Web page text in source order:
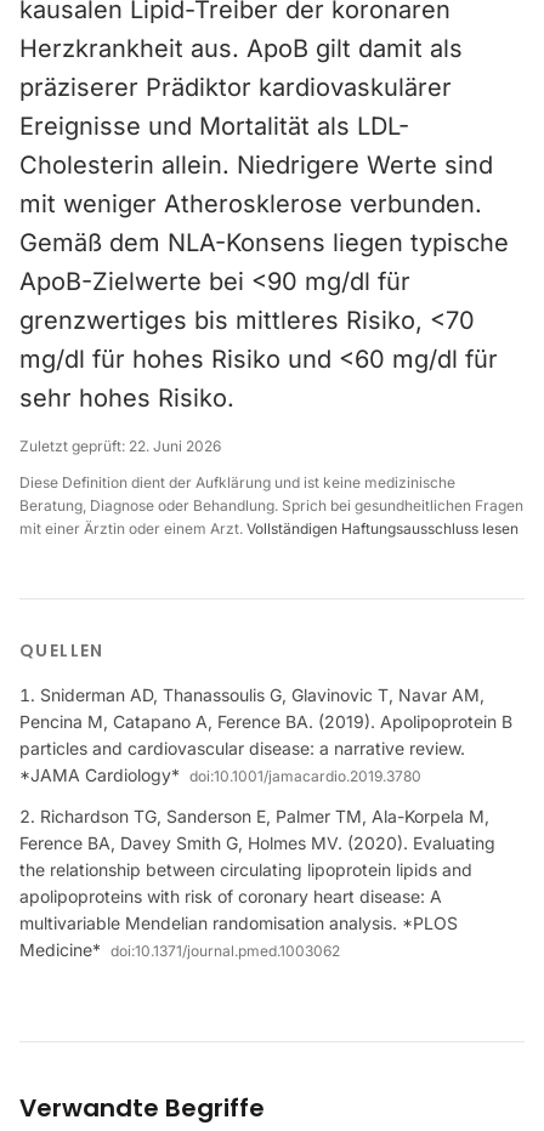
kausalen Lipid-Treiber der koronaren
Herzkrankheit aus. ApoB gilt damit als
präziserer Prädiktor kardiovaskulärer
Ereignisse und Mortalität als LDL-
Cholesterin allein. Niedrigere Werte sind
mit weniger Atherosklerose verbunden.
Gemäß dem NLA-Konsens liegen typische
ApoB-Zielwerte bei <90 mg/dl für
grenzwertiges bis mittleres Risiko, <70
mg/dl für hohes Risiko und <60 mg/dl für
sehr hohes Risiko.
Zuletzt geprüft: 22. Juni 2026
Diese Definition dient der Aufklärung und ist keine medizinische
Beratung, Diagnose oder Behandlung. Sprich bei gesundheitlichen Fragen
mit einer Ärztin oder einem Arzt. Vollständigen Haftungsausschluss lesen
QUELLEN
Sniderman AD, Thanassoulis G, Glavinovic T, Navar AM,
Pencina M, Catapano A, Ference BA. (2019). Apolipoprotein B
particles and cardiovascular disease: a narrative review.
*JAMA Cardiology* doi:10.1001/jamacardio.2019.3780
Richardson TG, Sanderson E, Palmer TM, Ala-Korpela M,
Ference BA, Davey Smith G, Holmes MV. (2020). Evaluating
the relationship between circulating lipoprotein lipids and
apolipoproteins with risk of coronary heart disease: A
multivariable Mendelian randomisation analysis. *PLOS
Medicine* doi:10.1371/journal.pmed.1003062
Verwandte Begriffe